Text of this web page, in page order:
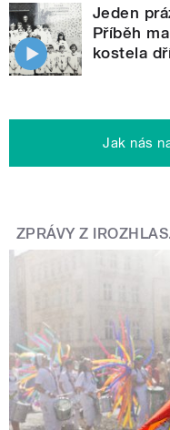
Jeden
Příběh
kostela
Jak nás
ZPRÁVY Z